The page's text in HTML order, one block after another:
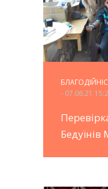
- 07.06.21
Бедуїнів